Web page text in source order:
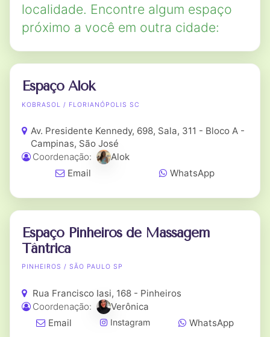
localidade. Encontre algum espaço
próximo a você em outra cidade:
Espaço Alok
KOBRASOL / FLORIANÓPOLIS SC
Av. Presidente Kennedy, 698, Sala, 311 - Bloco A -
Campinas, São José
Coordenação:
Alok
Email
WhatsApp
Espaço Pinheiros de Massagem
Tântrica
PINHEIROS / SÃO PAULO SP
Rua Francisco Iasi, 168 - Pinheiros
Coordenação:
Verônica
Email
Instagram WhatsApp